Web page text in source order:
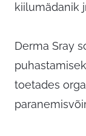
kiilumädanik
Derma Sray
toetades